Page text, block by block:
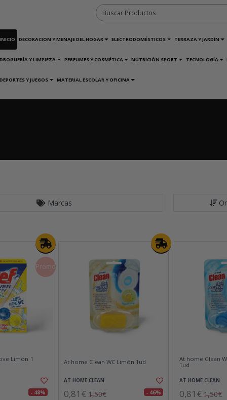
INICIO DECORACION Y MENAJE DEL HOGAR ELECTRODOMÉSTICOS TERRAZA Y JARDÍN
DROGUERÍA Y LIMPIEZA PERFUMES Y COSMÉTICA NUTRICIÓN SPORT TECNOLOGÍA
DEPORTES Y JUEGOS MATERIAL ESCOLAR Y OFICINA
Marcas
Promo
Limón 1
- 48%
At home Clean WC Limón 1ud
AT HOME CLEAN
0,81€ 1,50€ - 46%
At home Clean
1ud
AT HOME CLEAN
0,81€ 1,50€